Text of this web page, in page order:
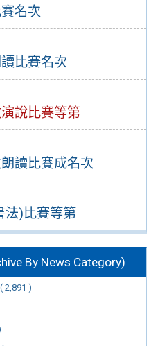
名次
比賽名次
說比賽等第
讀比賽成名次
法)比賽等第
By News Category)
( 2,891 )